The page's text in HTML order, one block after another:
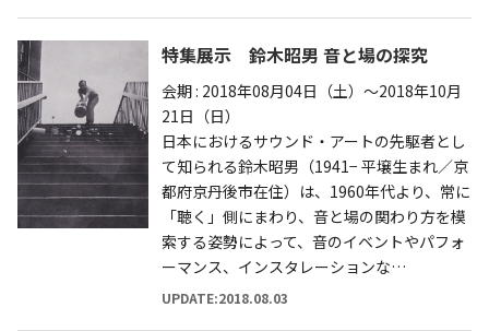
特集展示 鈴木昭男 音と場の探究
会期 : 2018年08月04日（土）～2018年10月
21日（日）
日本におけるサウンド・アートの先駆者とし
て知られる鈴木昭男（1941− 平壌生まれ／京
都府京丹後市在住）は、1960年代より、常に
「聴く」側にまわり、音と場の関わり方を模
索する姿勢によって、音のイベントやパフォ
ーマンス、インスタレーションな…
UPDATE:2018.08.03